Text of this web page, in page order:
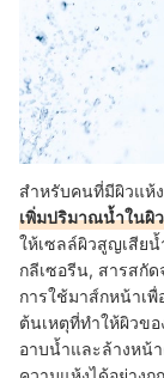
สำหรับคนที่มีผิวแห้
เพิ่มปริมาณน้ำในผิว
ให้เซลล์ผิวสูญเสียน้
กลีเซอรีน, สารสกั
การใช้มาส์กหน้าเ
ต้นเหตุที่ทำให้ผิวขอ
อาบน้ำและล้างหน้